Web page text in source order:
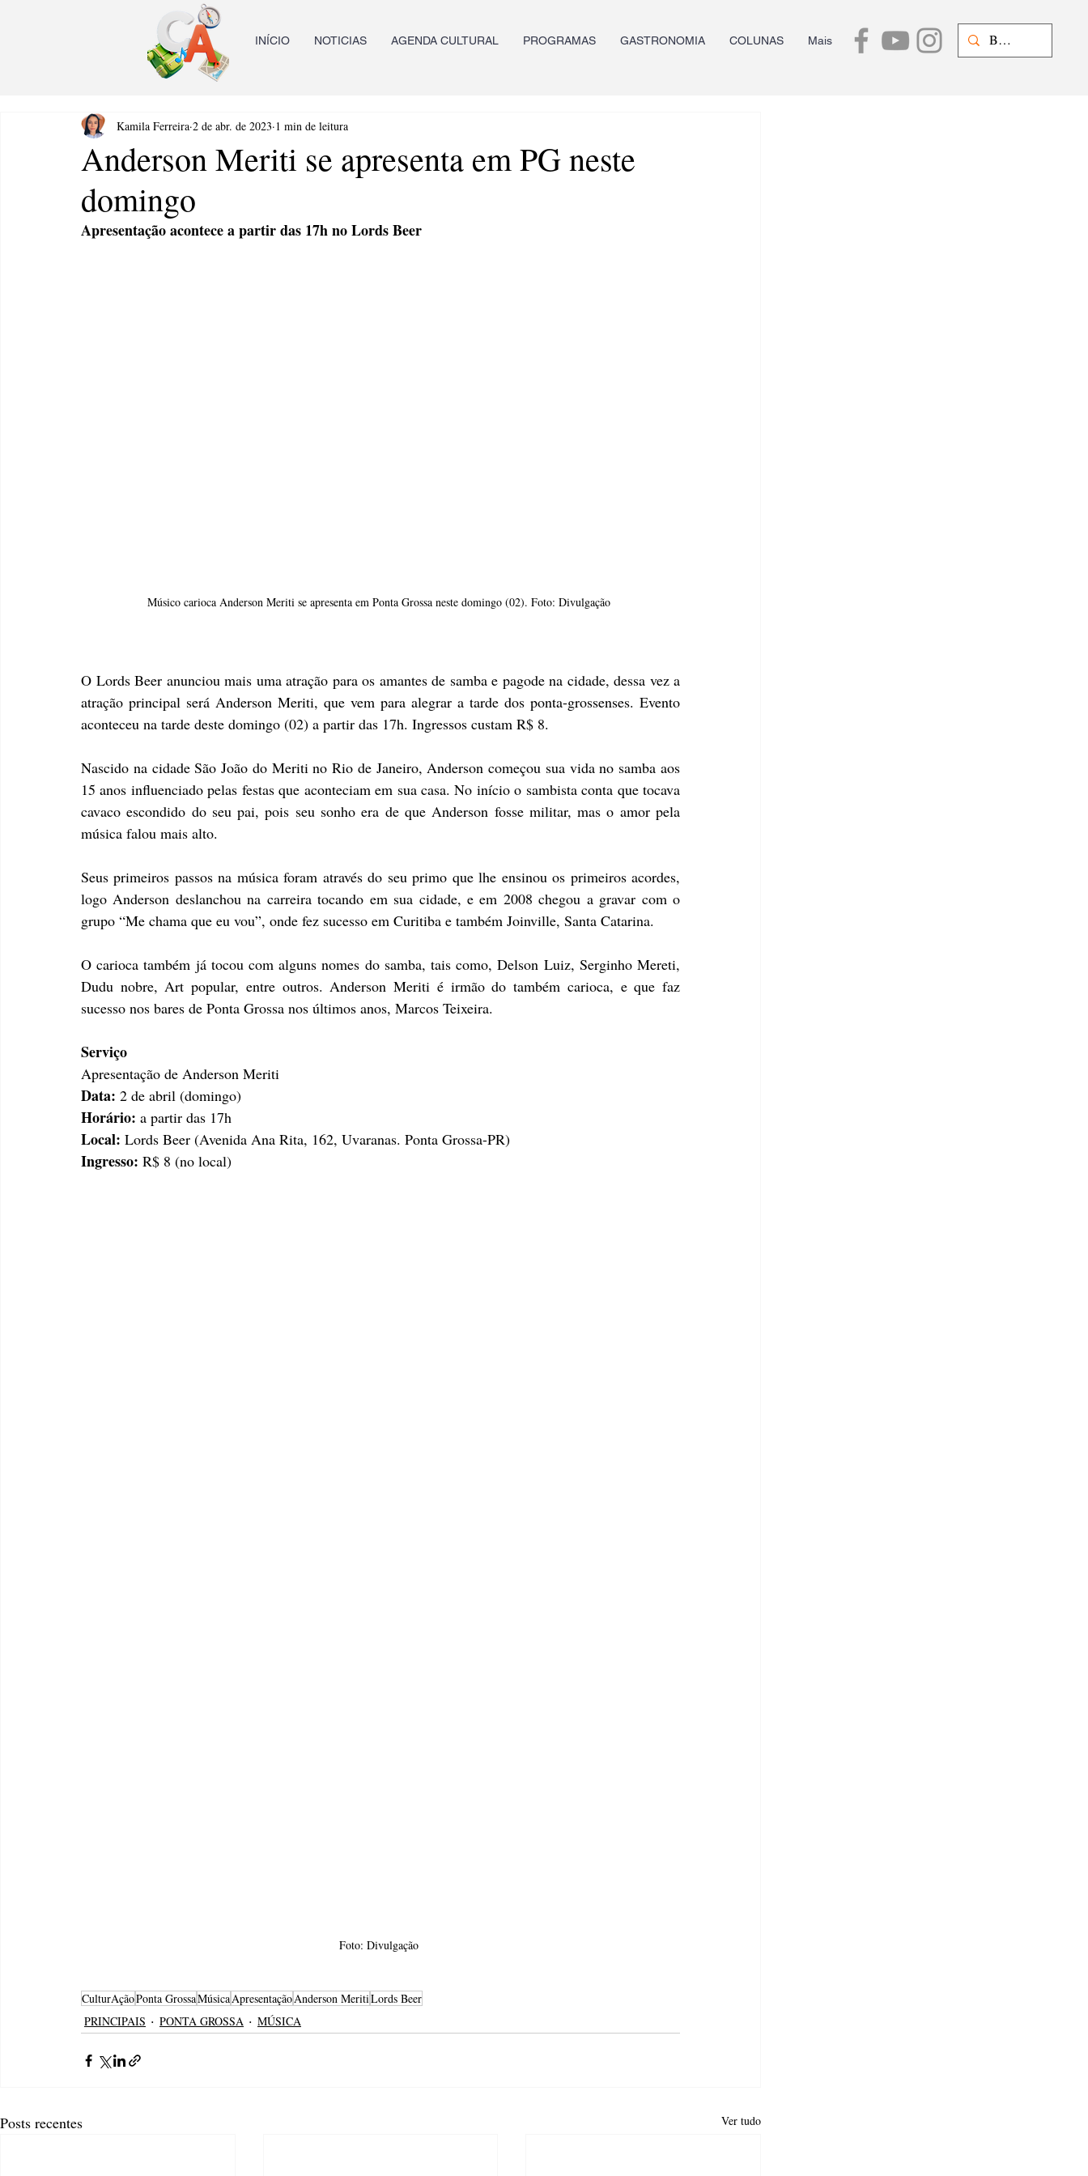
INÍCIO NOTICIAS AGENDA CULTURAL PROGRAMAS GASTRONOMIA COLUNAS Mais
Anderson Meriti se apresenta em PG neste
domingo
Kamila Ferreira 2 de abr. de 2023 1 min de leitura
Apresentação acontece a partir das 17h no Lords Beer
Músico carioca Anderson Meriti se apresenta em Ponta Grossa neste domingo (02). Foto: Divulgação
O Lords Beer anunciou mais uma atração para os amantes de samba e pagode na cidade, dessa vez a
atração principal será Anderson Meriti, que vem para alegrar a tarde dos ponta-grossenses. Evento
aconteceu na tarde deste domingo (02) a partir das 17h. Ingressos custam R$ 8.
Nascido na cidade São João do Meriti no Rio de Janeiro, Anderson começou sua vida no samba aos
15 anos influenciado pelas festas que aconteciam em sua casa. No início o sambista conta que tocava
cavaco escondido do seu pai, pois seu sonho era de que Anderson fosse militar, mas o amor pela
música falou mais alto.
Seus primeiros passos na música foram através do seu primo que lhe ensinou os primeiros acordes,
logo Anderson deslanchou na carreira tocando em sua cidade, e em 2008 chegou a gravar com o
grupo “Me chama que eu vou”, onde fez sucesso em Curitiba e também Joinville, Santa Catarina.
O carioca também já tocou com alguns nomes do samba, tais como, Delson Luiz, Serginho Mereti,
Dudu nobre, Art popular, entre outros. Anderson Meriti é irmão do também carioca, e que faz
sucesso nos bares de Ponta Grossa nos últimos anos, Marcos Teixeira.
Serviço
Apresentação de Anderson Meriti
Data: 2 de abril (domingo)
Horário: a partir das 17h
Local: Lords Beer (Avenida Ana Rita, 162, Uvaranas. Ponta Grossa-PR)
Ingresso: R$ 8 (no local)
Foto: Divulgação
CulturAçãoPonta GrossaMúsicaApresentaçãoAnderson MeritiLords Beer
PRINCIPAIS
PONTA GROSSA MÚSICA
Posts recentes Ver tudo